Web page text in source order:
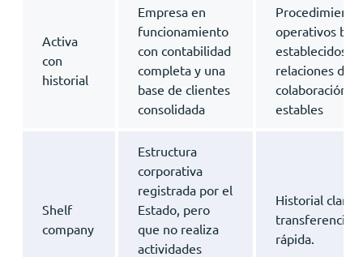
Activa
con
historial
Empresa en
funcionamiento
con contabilidad
completa y una
base de clientes
consolidada
operativos
establecidos y
relaciones de
colaboración
estables
Shelf
company
Estructura
corporativa
registrada por el
Estado, pero
que no realiza
actividades
Historial claro,
transferencia
rápida.